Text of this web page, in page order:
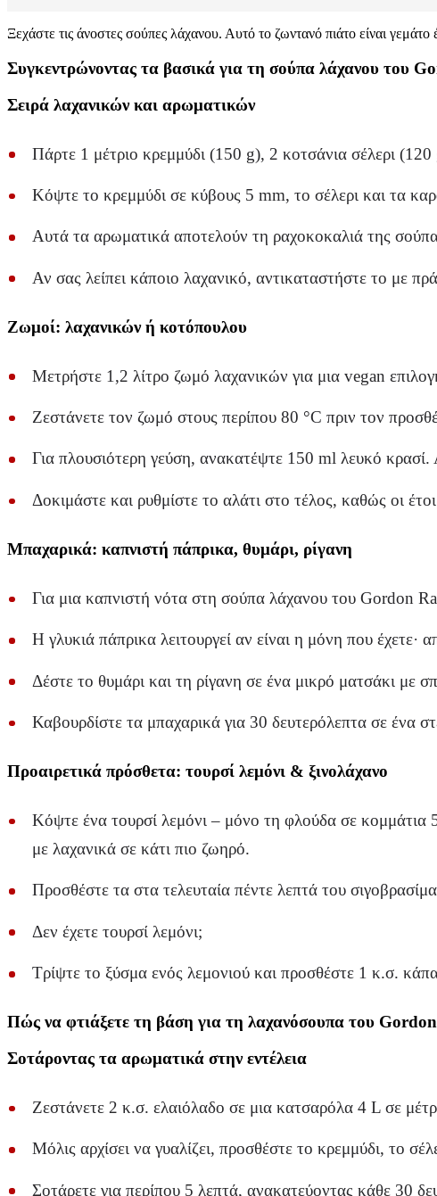
Ξεχάστε τις άνοστες σούπες λάχανου. Αυτό το ζωντανό πιάτο είναι
Συγκεντρώνοντας τα βασικά για τη σούπα λάχανου του
Σειρά λαχανικών και αρωματικών
Πάρτε 1 μέτριο κρεμμύδι (150 g), 2 κοτσάνια σέλερι
Κόψτε το κρεμμύδι σε κύβους 5 mm, το σέλερι και τα
Αυτά τα αρωματικά αποτελούν τη ραχοκοκαλιά της
Αν σας λείπει κάποιο λαχανικό, αντικαταστήστε το με
Ζωμοί: λαχανικών ή κοτόπουλου
Μετρήστε 1,2 λίτρο ζωμό λαχανικών για μια vegan
Ζεστάνετε τον ζωμό στους περίπου 80 °C πριν τον
Για πλουσιότερη γεύση, ανακατέψτε 150 ml λευκό
Δοκιμάστε και ρυθμίστε το αλάτι στο τέλος, καθώς οι
Μπαχαρικά: καπνιστή πάπρικα, θυμάρι, ρίγανη
Για μια καπνιστή νότα στη σούπα λάχανου του Gordon
Η γλυκιά πάπρικα λειτουργεί αν είναι η μόνη που
Δέστε το θυμάρι και τη ρίγανη σε ένα μικρό ματσάκι με
Καβουρδίστε τα μπαχαρικά για 30 δευτερόλεπτα σε ένα
Προαιρετικά πρόσθετα: τουρσί λεμόνι & ξινολάχανο
Κόψτε ένα τουρσί λεμόνι – μόνο τη φλούδα σε κομμάτια
με λαχανικά σε κάτι πιο ζωηρό.
Προσθέστε τα στα τελευταία πέντε λεπτά του
Δεν έχετε τουρσί λεμόνι;
Τρίψτε το ξύσμα ενός λεμονιού και προσθέστε 1 κ.σ.
Πώς να φτιάξετε τη βάση για τη λαχανόσουπα του
Σοτάροντας τα αρωματικά στην εντέλεια
Ζεστάνετε 2 κ.σ. ελαιόλαδο σε μια κατσαρόλα 4 L σε
Μόλις αρχίσει να γυαλίζει, προσθέστε το κρεμμύδι, το
Σοτάρετε για περίπου 5 λεπτά, ανακατεύοντας κάθε 30